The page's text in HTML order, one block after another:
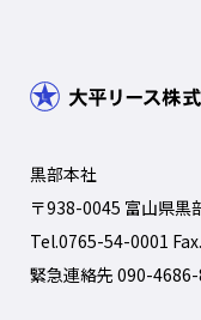
黒部本社
〒938-0045 富山県黒
Tel.0765-54-0001
緊急連絡先 090-